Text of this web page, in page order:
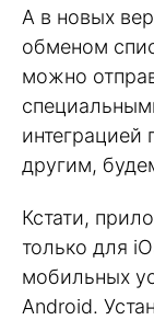
А в новых
обменом
можно
другим,
Кстати,
только для
мобильных
Android.